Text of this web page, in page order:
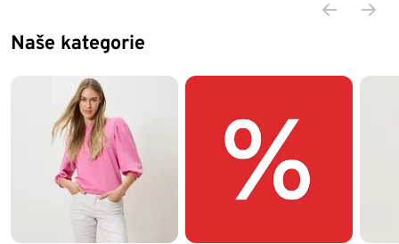
Naše kategorie
Konec seznamu